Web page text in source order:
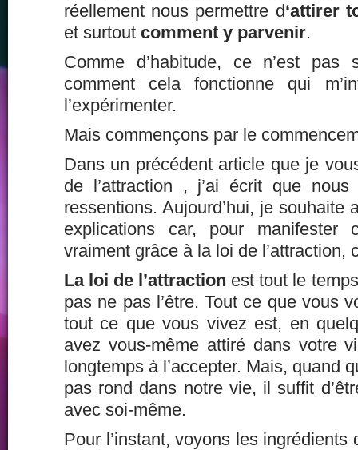
réellement nous permettre d‘attirer
et surtout comment y parvenir.
Comme d’habitude, ce n’est pas
comment cela fonctionne qui
l’expérimenter.
Mais commençons par le
Dans un précédent article que je
de l’attraction , j’ai écrit que
ressentions. Aujourd’hui, je souhaite
explications car, pour manifester
vraiment grâce à la loi de l’attraction,
La loi de l’attraction est tout le
pas ne pas l’être. Tout ce que vous
tout ce que vous vivez est, en
avez vous-même attiré dans votre
longtemps à l’accepter. Mais, quand
pas rond dans notre vie, il suffit
avec soi-même.
Pour l’instant, voyons les